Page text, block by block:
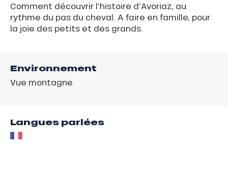
Comment découvrir l'histoire d'Avoriaz, au
rythme du pas du cheval. A faire en famille, pour
la joie des petits et des grands.
Environnement
Vue montagne
Langues parlées